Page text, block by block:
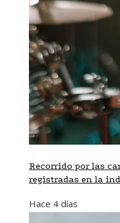
Recorrido por las
registradas en la
Hace 4 días